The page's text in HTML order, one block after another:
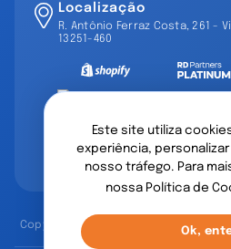
Este site utiliza
experiência,
nosso tráfego. Para
nossa Política de
Ok,
Localização
R. Antônio Ferraz Costa, 261 -
13251-460
Copyright © 2002-2026 CRP Mango.